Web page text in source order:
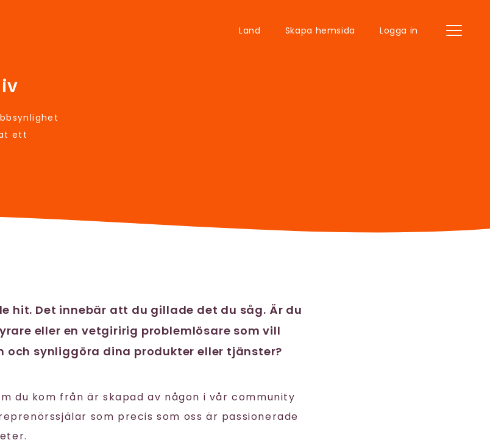
Land Skapa hemsida Logga in
ett
hit. Det innebär att du gillade det du såg. Är du
eller en vetgiririg problemlösare som vill
och synliggöra dina produkter eller tjänster?
du kom från är skapad av någon i vår community
som precis som oss är passionerade